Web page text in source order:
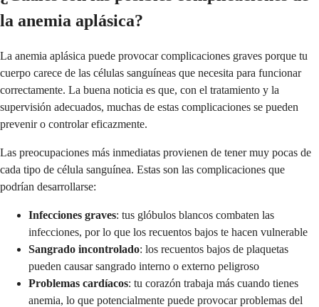
la anemia aplásica?
La anemia aplásica puede provocar complicaciones graves porque tu
cuerpo carece de las células sanguíneas que necesita para funcionar
correctamente. La buena noticia es que, con el tratamiento y la
supervisión adecuados, muchas de estas complicaciones se pueden
prevenir o controlar eficazmente.
Las preocupaciones más inmediatas provienen de tener muy pocas de
cada tipo de célula sanguínea. Estas son las complicaciones que
podrían desarrollarse:
Infecciones graves: tus glóbulos blancos combaten las
infecciones, por lo que los recuentos bajos te hacen vulnerable
Sangrado incontrolado: los recuentos bajos de plaquetas
pueden causar sangrado interno o externo peligroso
Problemas cardíacos: tu corazón trabaja más cuando tienes
anemia, lo que potencialmente puede provocar problemas del